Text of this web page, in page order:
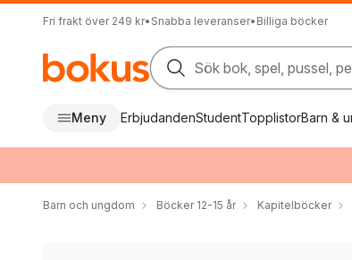
Fri frakt över 249 kr• Snabba leveranser• Billiga böcker
Sök bok, spel, pussel,
Meny ErbjudandenStudentTopplistorBarn &
Barn och ungdom Böcker 12-15 år Kapitelböcker